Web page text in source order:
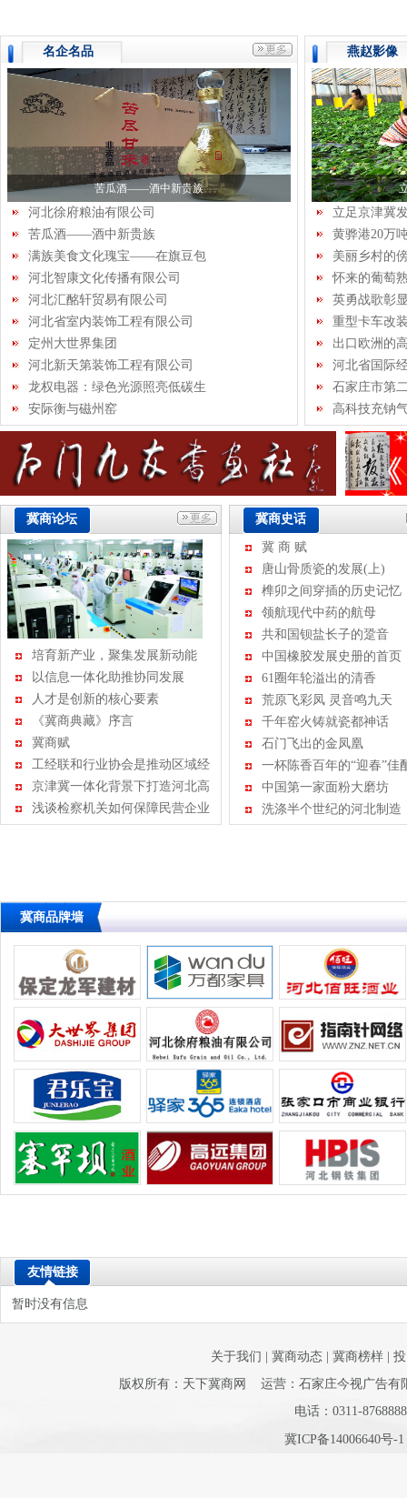
名企名品
苦瓜酒——酒中新贵族
河北徐府粮油有限公司
苦瓜酒——酒中新贵族
满族美食文化瑰宝——在旗豆包
河北智康文化传播有限公司
河北汇酩轩贸易有限公司
河北省室内装饰工程有限公司
定州大世界集团
河北新天第装饰工程有限公司
龙权电器：绿色光源照亮低碳生
活
安际衡与磁州窑
燕赵影像
立足京津冀
黄骅港20万
美丽乡村的
怀来的葡萄
英勇战歌彰
重型卡车改
出口欧洲的
河北省国际
瞬间
石家庄市第
儿童艺术作
高科技充钠
空白
冀商论坛
培育新产业，聚集发展新动能
以信息一体化助推协同发展
人才是创新的核心要素
《冀商典藏》序言
冀商赋
工经联和行业协会是推动区域经
济可持续发展的重要力量
京津冀一体化背景下打造河北高
速公路服务品牌透析
浅谈检察机关如何保障民营企业
的健康发展
冀商史话
冀 商 赋
唐山骨质瓷的发展(上)
榫卯之间穿插的历史记忆
领航现代中药的航母
共和国钡盐长子的跫音
中国橡胶发展史册的首页
61圈年轮溢出的清香
荒原飞彩凤 灵音鸣九天
千年窑火铸就瓷都神话
石门飞出的金凤凰
一杯陈香百年的“迎春”佳
中国第一家面粉大磨坊
洗涤半个世纪的河北制造
冀商品牌墙
友情链接
暂时没有信息
关于我们 | 冀商动态| 冀商榜样|
版权所有：天下冀商网 运营：石家庄今视广告有
电话：0311-
冀ICP备14006640号-1